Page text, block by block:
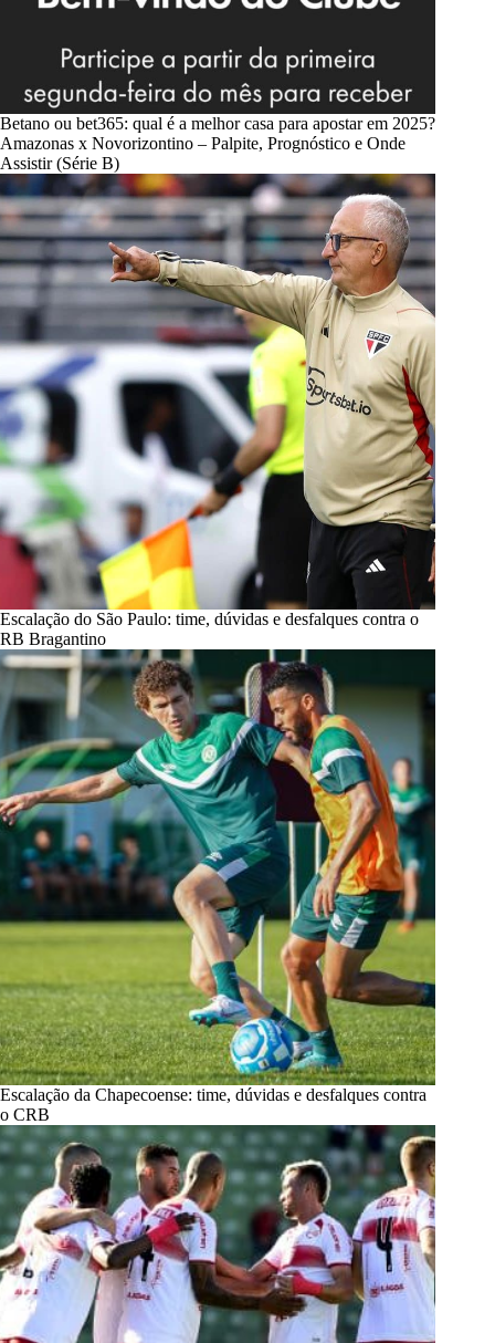
Betano ou bet365: qual é a melhor casa para apostar em 2025?
Amazonas x Novorizontino – Palpite, Prognóstico e Onde
Assistir (Série B)
Escalação do São Paulo: time, dúvidas e desfalques contra o
RB Bragantino
Escalação da Chapecoense: time, dúvidas e desfalques contra
o CRB